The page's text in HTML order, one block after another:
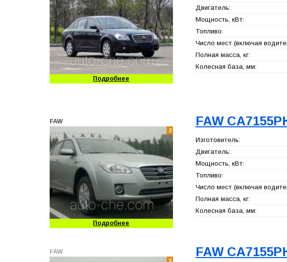
Подробнее
Двигатель:
Мощность, кВт:
Топливо:
Число мест (включая
Полная масса, кг:
Колесная база, мм:
FAW
2
Подробнее
FAW
Изготовитель:
Двигатель:
Мощность, кВт:
Топливо:
Число мест (включая
Полная масса, кг:
Колесная база, мм:
FAW
3
FAW